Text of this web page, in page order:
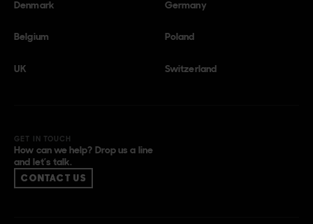
Denmark Germany
Belgium Poland
UK Switzerland
GET IN TOUCH
How can we help? Drop us a line
and let’s talk.
CONTACT US